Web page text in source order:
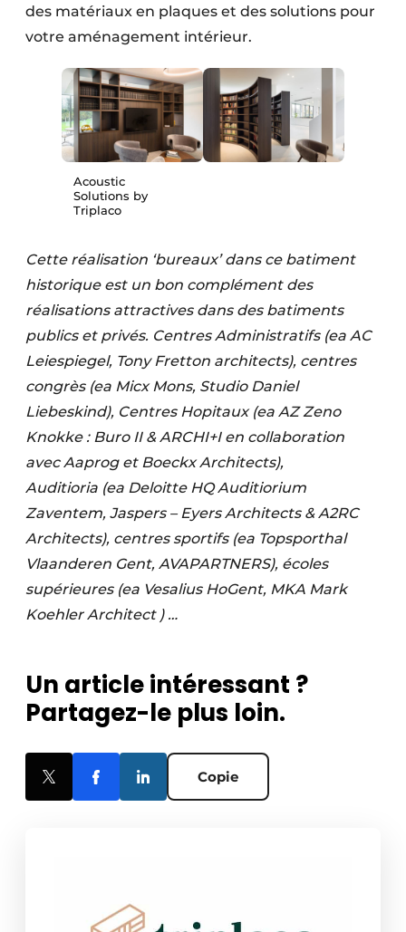
des matériaux en plaques et des solutions pour
votre aménagement intérieur.
Acoustic
Solutions by
Triplaco
Cette réalisation ‘bureaux’ dans ce batiment
historique est un bon complément des
réalisations attractives dans des batiments
publics et privés. Centres Administratifs (ea AC
Leiespiegel, Tony Fretton architects), centres
congrès (ea Micx Mons, Studio Daniel
Liebeskind), Centres Hopitaux (ea AZ Zeno
Knokke : Buro II & ARCHI+I en collaboration
avec Aaprog et Boeckx Architects),
Auditioria (ea Deloitte HQ Auditiorium
Zaventem, Jaspers – Eyers Architects & A2RC
Architects), centres sportifs (ea Topsporthal
Vlaanderen Gent, AVAPARTNERS), écoles
supérieures (ea Vesalius HoGent, MKA Mark
Koehler Architect ) …
Un article intéressant ?
Partagez-le plus loin.
Copie